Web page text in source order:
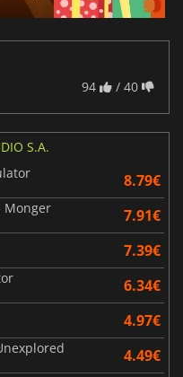
94 / 40
S.A.
8.79€
Monger 7.91€
7.39€
6.34€
4.97€
4.49€